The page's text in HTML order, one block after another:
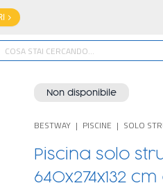
Piscine con accessori: trova il SET
Non disponibile
BESTWAY PISCINE SOLO
Piscina solo
640x274x132